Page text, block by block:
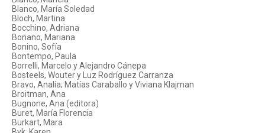
Blanco, María Soledad
Bloch, Martina
Bocchino, Adriana
Bonano, Mariana
Bonino, Sofía
Bontempo, Paula
Borrelli, Marcelo y Alejandro Cánepa
Bosteels, Wouter y Luz Rodríguez Carranza
Bravo, Analía; Matías Caraballo y Viviana Klajman
Broitman, Ana
Bugnone, Ana (editora)
Buret, María Florencia
Burkart, Mara